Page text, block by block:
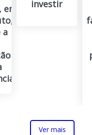
a
investir
Ver mais